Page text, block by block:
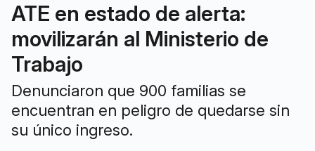
ATE en estado de alerta:
movilizarán al Ministerio de
Trabajo
Denunciaron que 900 familias se
encuentran en peligro de quedarse sin
su único ingreso.